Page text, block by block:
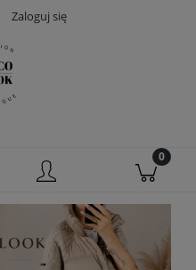
Zaloguj się